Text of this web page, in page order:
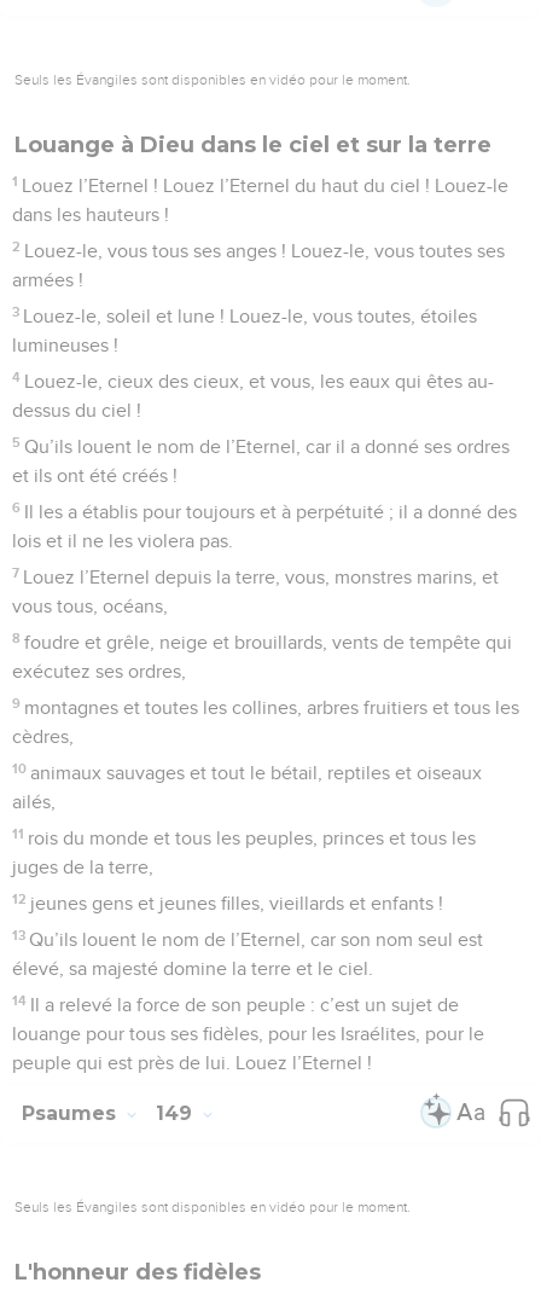
Seuls les Évangiles sont disponibles en vidéo pour le moment.
Louange à Dieu dans le ciel et sur la terre
1 Louez l’Eternel ! Louez l’Eternel du haut du ciel ! Louez-le
dans les hauteurs !
2 Louez-le, vous tous ses anges ! Louez-le, vous toutes ses
armées !
3 Louez-le, soleil et lune ! Louez-le, vous toutes, étoiles
lumineuses !
4 Louez-le, cieux des cieux, et vous, les eaux qui êtes au-
dessus du ciel !
5 Qu’ils louent le nom de l’Eternel, car il a donné ses ordres
et ils ont été créés !
6 Il les a établis pour toujours et à perpétuité ; il a donné des
lois et il ne les violera pas.
7 Louez l’Eternel depuis la terre, vous, monstres marins, et
vous tous, océans,
8 foudre et grêle, neige et brouillards, vents de tempête qui
exécutez ses ordres,
9 montagnes et toutes les collines, arbres fruitiers et tous les
cèdres,
10 animaux sauvages et tout le bétail, reptiles et oiseaux
ailés,
11 rois du monde et tous les peuples, princes et tous les
juges de la terre,
12 jeunes gens et jeunes filles, vieillards et enfants !
13 Qu’ils louent le nom de l’Eternel, car son nom seul est
élevé, sa majesté domine la terre et le ciel.
14 Il a relevé la force de son peuple : c’est un sujet de
louange pour tous ses fidèles, pour les Israélites, pour le
peuple qui est près de lui. Louez l’Eternel !
Psaumes 149
Seuls les Évangiles sont disponibles en vidéo pour le moment.
L'honneur des fidèles